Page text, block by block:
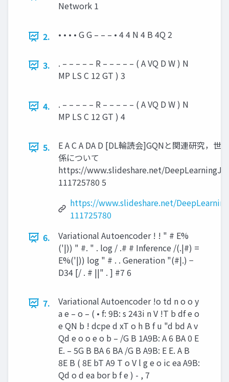
Network 1
2. • • • • G G – – – • 4 4 N 4 B 4Q 2
3.
. – – – – – R – – – – – ( A VQ D W ) N
MP LS C 12 GT ) 3
4.
. – – – – – R – – – – – ( A VQ D W ) N
MP LS C 12 GT ) 4
5.
E A C A DA D [DL輪読会]GQNと関連研究，世
係について
https://www.slideshare.net/
111725780 5
https://www.slideshare.net/
111725780
6.
Variational Autoencoder ! ! " # E%
('|)) " #. " . log / .# # Inference /(.|#) =
E%('|)) log " # . . Generation "(#|.) −
D34 [/ . # ||" . ] #7 6
7.
Variational Autoencoder !o td n o o y
a e – o – ( • f: 9B: s 243i n V !T b df e o
e QN b ! dcpe d xT o h B f u "d bd A v
Qd e o o e o b – /G B 1A9B: A 6 BA 0 E
E. – 5G B BA 6 BA /G B A9B: E E. A B
8E B ( 8E bT A9 T o V l g e o ic ea A9B:
Qd o d ea bor b f e ) - , 7